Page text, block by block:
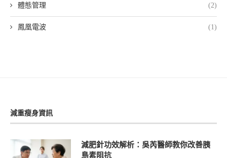
體態管理 (2)
鳳凰電波 (1)
減重瘦身資訊
減肥針功效解析：吳芮醫師教你改善胰
島素阻抗